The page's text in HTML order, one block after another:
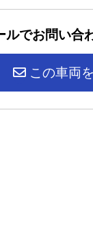
ルでお問い合
この車両